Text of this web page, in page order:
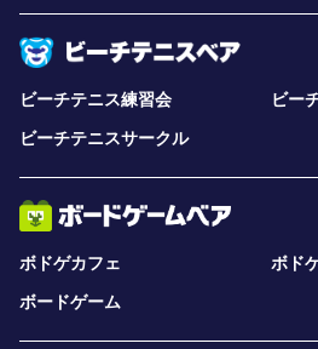
ビーチテニス練習会
ビー
ビーチテニスサークル
ボドゲカフェ
ボド
ボードゲーム